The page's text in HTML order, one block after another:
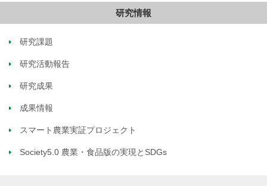
研究情報
研究課題
研究活動報告
研究成果
成果情報
スマート農業実証プロジェクト
Society5.0 農業・食品版の実現とSDGs